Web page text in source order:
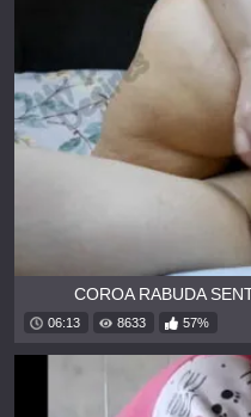
COROA RABUDA
06:13 8633 57%